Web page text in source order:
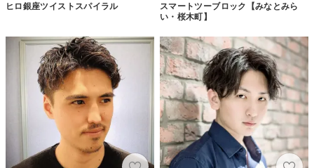
ヒロ銀座ツイストスパイラル
スマートツーブロック【みなとみら
い・桜木町】